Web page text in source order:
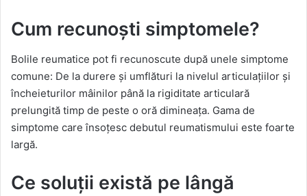
Cum recunoști simptomele?
Bolile reumatice pot fi recunoscute după unele simptome
comune: De la durere și umflături la nivelul articulațiilor și
încheieturilor mâinilor până la rigiditate articulară
prelungită timp de peste o oră dimineața. Gama de
simptome care însoțesc debutul reumatismului este foarte
largă.
Ce soluții există pe lângă